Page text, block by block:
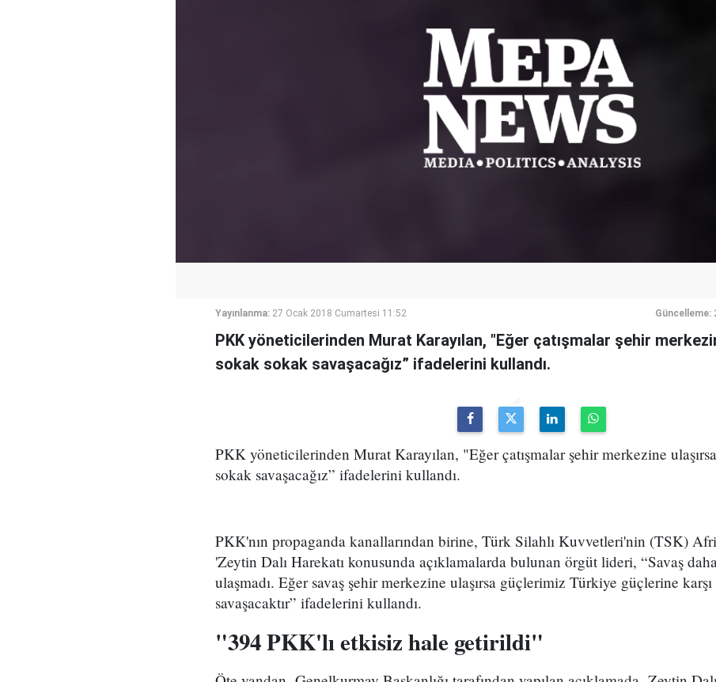
Yayınlanma: 27 Ocak 2018 Cumartesi 11:52 Güncelleme:
PKK yöneticilerinden Murat Karayılan, "Eğer çatışmalar şehir
sokak sokak savaşacağız” ifadelerini kullandı.
PKK yöneticilerinden Murat Karayılan, "Eğer çatışmalar şehir merkezine
sokak savaşacağız” ifadelerini kullandı.
PKK'nın propaganda kanallarından birine, Türk Silahlı Kuvvetleri'nin (TSK)
'Zeytin Dalı Harekatı konusunda açıklamalarda bulunan örgüt lideri, “Savaş
ulaşmadı. Eğer savaş şehir merkezine ulaşırsa güçlerimiz Türkiye güçlerine
savaşacaktır” ifadelerini kullandı.
"394 PKK'lı etkisiz hale getirildi"